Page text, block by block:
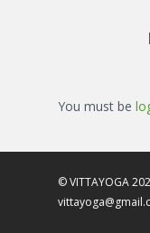
You must be
© VITTAYOGA